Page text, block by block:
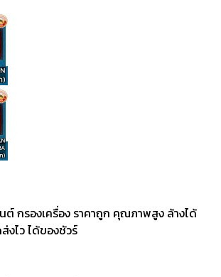
ต์ กรองเครื่อง ราคาถูก คุณภาพสูง ล้างได้
ไว ได้ของชัวร์